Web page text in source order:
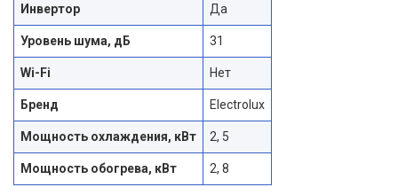
Инвертор Да
Уровень шума, дБ 31
Wi-Fi Нет
Бренд Electrolux
Мощность охлаждения, кВт 2, 5
Мощность обогрева, кВт 2, 8